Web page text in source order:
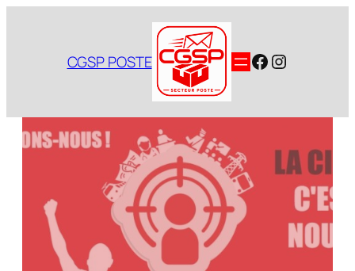
CGSP POSTE Facebook
Instagram